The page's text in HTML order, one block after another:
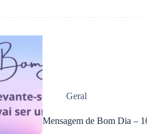
Geral
Mensagem de Bom Dia –